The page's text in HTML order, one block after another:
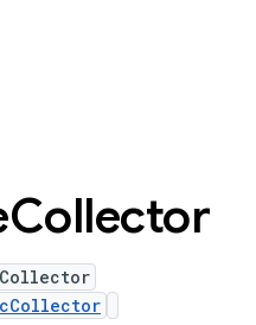
Collector